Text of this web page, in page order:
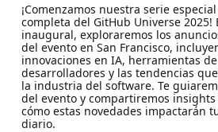
¡Comenzamos nuestra serie
completa del GitHub Universe 2025!
inaugural, exploraremos los
del evento en San Francisco,
innovaciones en IA, herramientas
desarrolladores y las tendencias
la industria del software. Te
del evento y compartiremos insights
cómo estas novedades impactarán
diario.